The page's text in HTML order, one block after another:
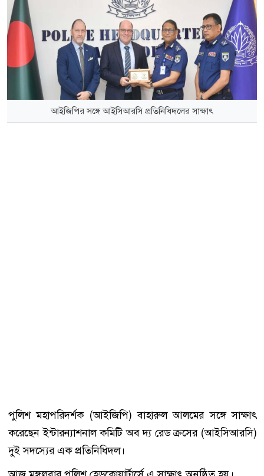
আইজিপির সঙ্গে আইসিআরসি প্রতিনিধিদলের সাক্ষাৎ
পুলিশ মহাপরিদর্শক (আইজিপি) বাহারুল আলমের সঙ্গে সাক্ষাৎ
করেছেন ইন্টারন্যাশনাল কমিটি অব দ্য রেড ক্রসের (আইসিআরসি)
দুই সদস্যের এক প্রতিনিধিদল।